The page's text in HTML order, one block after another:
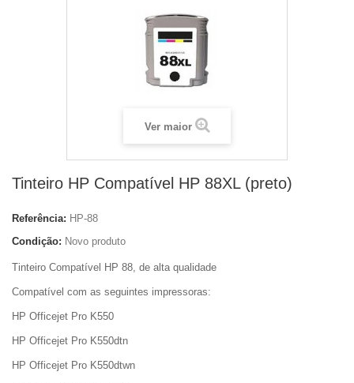
Ver maior
Tinteiro HP Compatível HP 88XL (preto)
Referência: HP-88
Condição: Novo produto
Tinteiro Compatível HP 88, de alta qualidade
Compatível com as seguintes impressoras:
HP Officejet Pro K550
HP Officejet Pro K550dtn
HP Officejet Pro K550dtwn